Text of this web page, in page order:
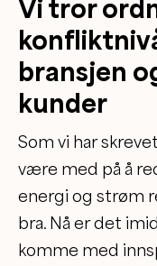
Vi tror
bransjen
kunder
Som vi har
være med på å
energi og strøm
bra. Nå er det
komme med